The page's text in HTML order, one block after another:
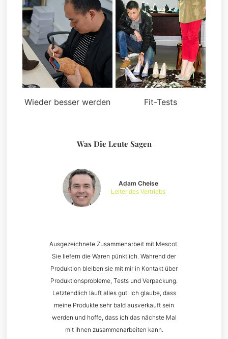
Wieder besser werden Fit-Tests
Was Die Leute Sagen
Ausgezeichnete Zusammenarbeit mit Mescot.
Sie liefern die Waren pünktlich. Während der
Produktion bleiben sie mit mir in Kontakt über
Produktionsprobleme, Tests und Verpackung.
Letztendlich läuft alles gut. Ich glaube, dass
meine Produkte sehr bald ausverkauft sein
werden und hoffe, dass ich das nächste Mal
mit ihnen zusammenarbeiten kann.
Adam Cheise
Leiter des Vertriebs